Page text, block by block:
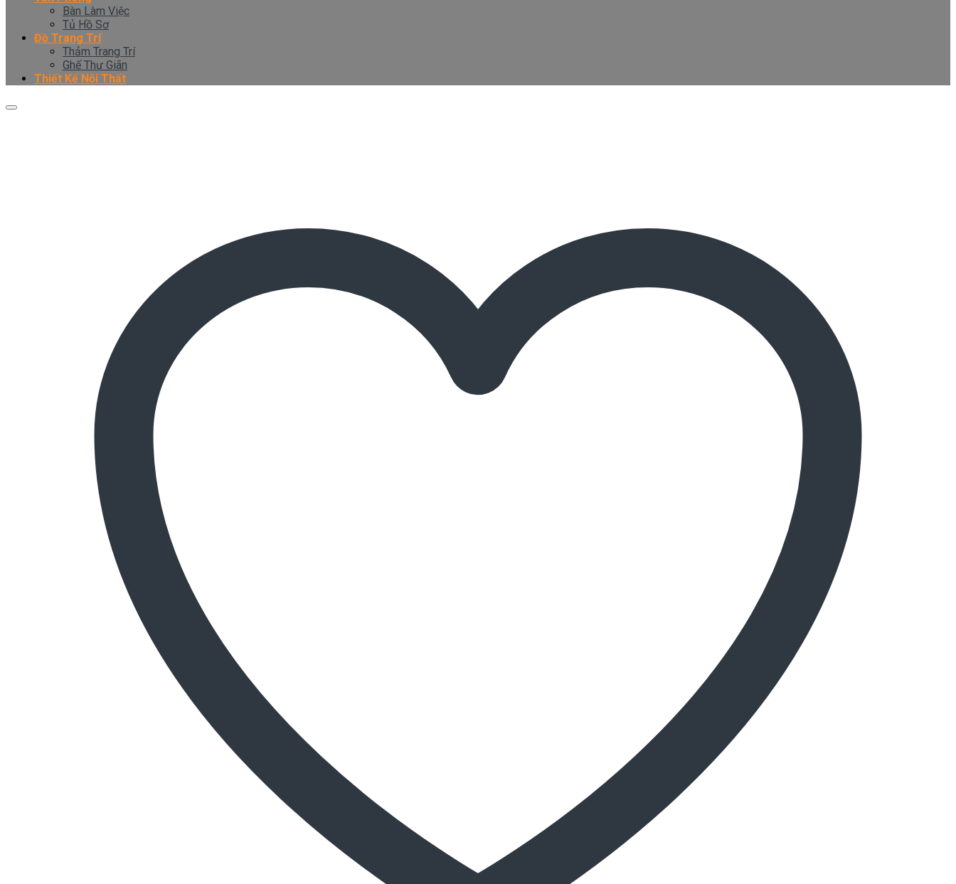
Bàn Làm Việc
Tủ Hồ Sơ
Đồ Trang Trí
Thảm Trang Trí
Ghế Thư Giãn
Thiết Kế Nội Thất